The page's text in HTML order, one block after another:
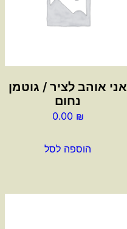
אני אוהב לציר / גוטמן
נחום
0.00 ₪
הוספה לסל